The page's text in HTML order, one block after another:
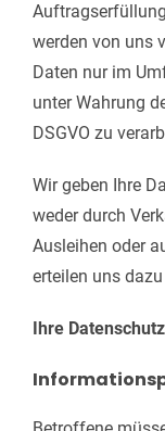
werden von uns
Daten nur im
unter Wahrung
DSGVO zu
Wir geben Ihre
weder durch
Ausleihen oder
erteilen uns
Ihre